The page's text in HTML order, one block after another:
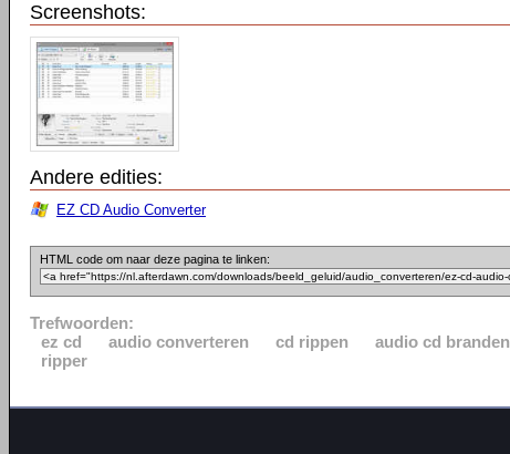
Screenshots:
Andere edities:
EZ CD Audio Converter
HTML code om naar deze pagina te linken:
Trefwoorden:
ez cd
audio converteren cd rippen audio cd branden
ripper